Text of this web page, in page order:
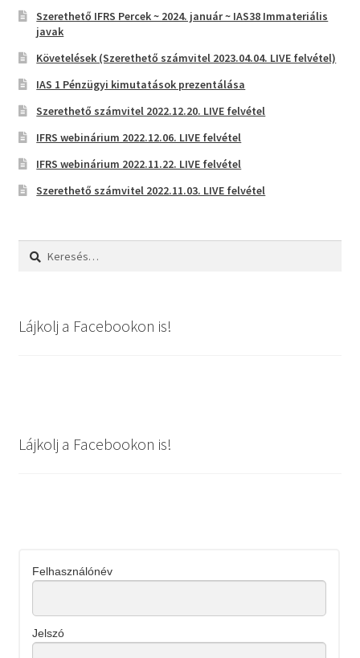
Szerethető IFRS Percek ~ 2024. január ~ IAS38 Immateriális
javak
Követelések (Szerethető számvitel 2023.04.04. LIVE felvétel)
IAS 1 Pénzügyi kimutatások prezentálása
Szerethető számvitel 2022.12.20. LIVE felvétel
IFRS webinárium 2022.12.06. LIVE felvétel
IFRS webinárium 2022.11.22. LIVE felvétel
Szerethető számvitel 2022.11.03. LIVE felvétel
Keresés:
Lájkolj a Facebookon is!
Lájkolj a Facebookon is!
Felhasználónév
Jelszó